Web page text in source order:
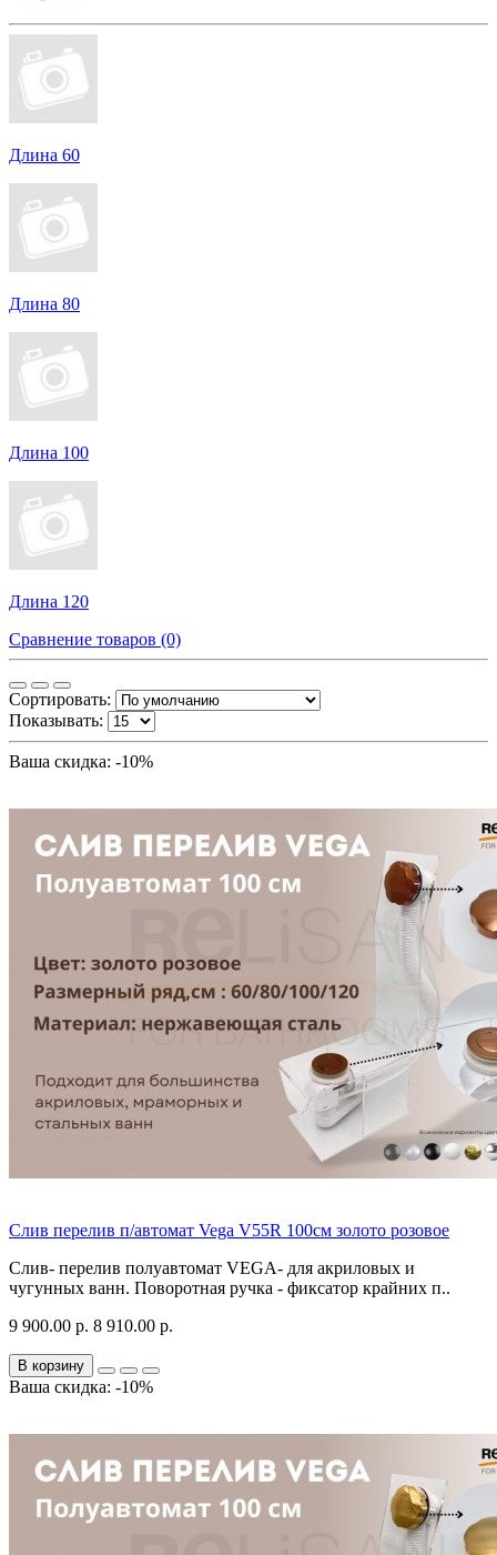
Длина 60
Длина 80
Длина 100
Длина 120
Сравнение товаров (0)
Сортировать:
Показывать:
Ваша скидка: -10%
Слив перелив п/автомат Vega V55R 100см золото розовое
Слив- перелив полуавтомат VEGA- для акриловых и
чугунных ванн. Поворотная ручка - фиксатор крайних п..
9 900.00 р. 8 910.00 р.
В корзину
Ваша скидка: -10%